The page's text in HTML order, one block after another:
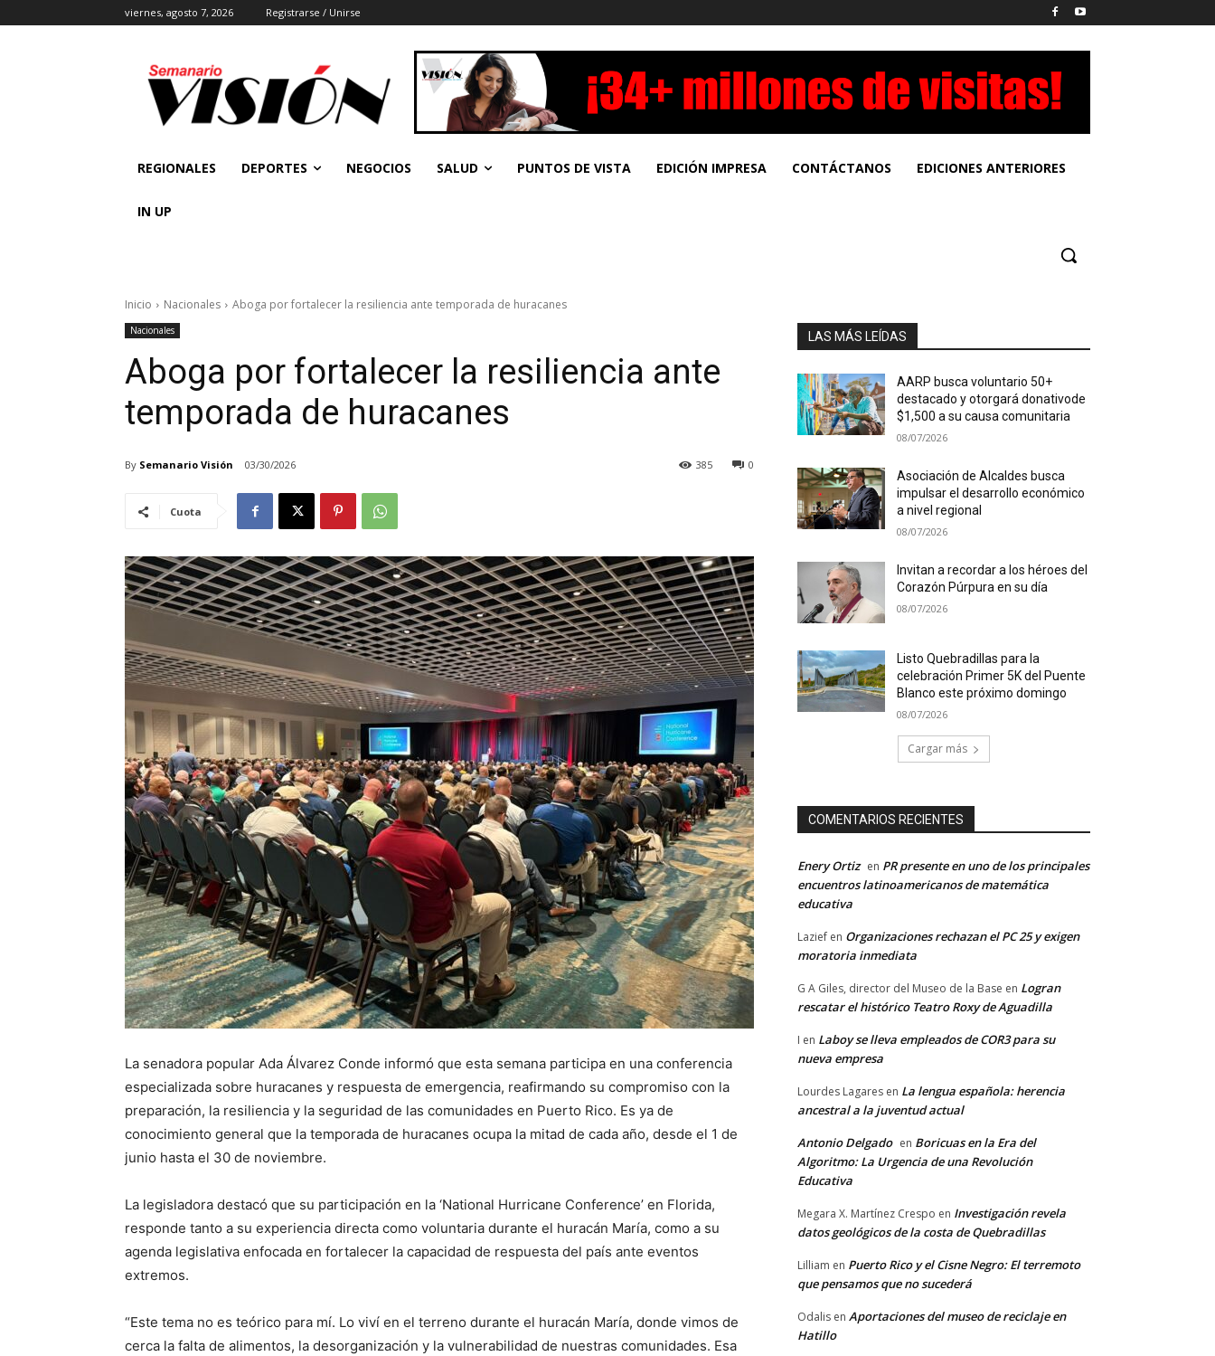
viernes, agosto 7, 2026 Registrarse / Unirse
REGIONALES DEPORTES NEGOCIOS SALUD PUNTOS DE VISTA EDICIÓN IMPRESA CONTÁCTANOS EDICIONES ANTERIORES
IN UP
Inicio Nacionales Aboga por fortalecer la resiliencia ante temporada de huracanes
Nacionales
Aboga por fortalecer la resiliencia ante
temporada de huracanes
By Semanario Visión 03/30/2026 0
385
Cuota
La senadora popular Ada Álvarez Conde informó que esta semana participa en una conferencia
especializada sobre huracanes y respuesta de emergencia, reafirmando su compromiso con la
preparación, la resiliencia y la seguridad de las comunidades en Puerto Rico. Es ya de
conocimiento general que la temporada de huracanes ocupa la mitad de cada año, desde el 1 de
junio hasta el 30 de noviembre.
La legisladora destacó que su participación en la ‘National Hurricane Conference’ en Florida,
responde tanto a su experiencia directa como voluntaria durante el huracán María, como a su
agenda legislativa enfocada en fortalecer la capacidad de respuesta del país ante eventos
extremos.
“Este tema no es teórico para mí. Lo viví en el terreno durante el huracán María, donde vimos de
cerca la falta de alimentos, la desorganización y la vulnerabilidad de nuestras comunidades. Esa
LAS MÁS LEÍDAS
AARP busca voluntario 50+
destacado y otorgará donativode
$1,500 a su causa comunitaria
08/07/2026
Asociación de Alcaldes busca
impulsar el desarrollo económico
a nivel regional
08/07/2026
Invitan a recordar a los héroes del
Corazón Púrpura en su día
08/07/2026
Listo Quebradillas para la
celebración Primer 5K del Puente
Blanco este próximo domingo
08/07/2026
Cargar más
COMENTARIOS RECIENTES
Enery Ortiz en PR presente en uno de los principales
encuentros latinoamericanos de matemática
educativa
Lazief en Organizaciones rechazan el PC 25 y exigen
moratoria inmediata
G A Giles, director del Museo de la Base en Logran
rescatar el histórico Teatro Roxy de Aguadilla
I en Laboy se lleva empleados de COR3 para su
nueva empresa
Lourdes Lagares en La lengua española: herencia
ancestral a la juventud actual
Antonio Delgado en Boricuas en la Era del
Algoritmo: La Urgencia de una Revolución
Educativa
Megara X. Martínez Crespo en Investigación revela
datos geológicos de la costa de Quebradillas
Lilliam en Puerto Rico y el Cisne Negro: El terremoto
que pensamos que no sucederá
Odalis en Aportaciones del museo de reciclaje en
Hatillo